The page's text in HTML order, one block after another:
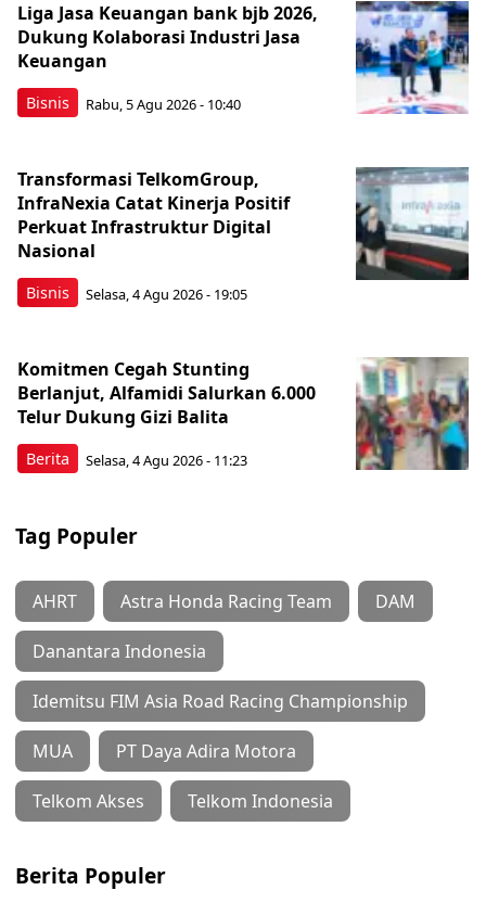
Bisnis
Liga Jasa Keuangan bank bjb 2026,
Dukung Kolaborasi Industri Jasa
Keuangan
Rabu, 5 Agu 2026 - 10:40
Bisnis
Transformasi TelkomGroup,
InfraNexia Catat Kinerja Positif
Perkuat Infrastruktur Digital
Nasional
Selasa, 4 Agu 2026 - 19:05
Berita
Komitmen Cegah Stunting
Berlanjut, Alfamidi Salurkan 6.000
Telur Dukung Gizi Balita
Selasa, 4 Agu 2026 - 11:23
Tag Populer
AHRT Astra Honda Racing Team DAM
Danantara Indonesia
Idemitsu FIM Asia Road Racing Championship
MUA PT Daya Adira Motora
Telkom Akses Telkom Indonesia
Berita Populer